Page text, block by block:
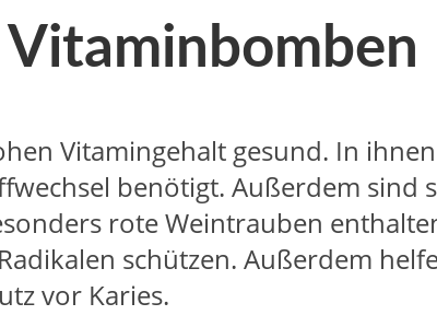
Vitamingehalt gesund. In
benötigt. Außerdem sind
rote Weintrauben
schützen. Außerdem
vor Karies.